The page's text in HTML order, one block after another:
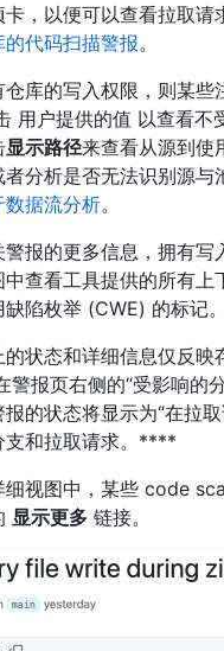
，以便可以查看拉取
代码扫描警报。
库的写入权限，则某
用户提供的值 以查看不
显示路径来查看从源到使
者分析是否无法识别源
数据流分析。
报的更多信息，拥有
查看工具提供的所有
陷枚举 (CWE) 的标记
状态和详细信息仅反
警报页右侧的“受影响的
的状态将显示为“在拉
支和拉取请求。****
细视图中，某些 code
显示更多 链接。